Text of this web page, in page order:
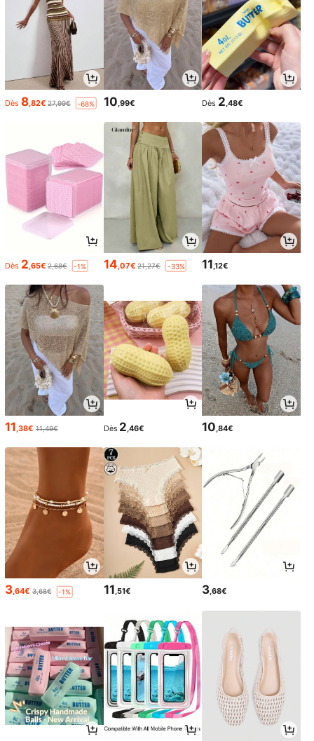
Dès 8,82€ 27,99€ -68% 10 ,99€ Dès 2 ,48€
Dès 2,65€ 2,68€ -1% 14,07€ 21,27€ -33% 11,12€
11,38€ 11,49€ Dès 2,46€ 10,84€
3,64€ 3,68€ -1% 11,51€ 3,68€